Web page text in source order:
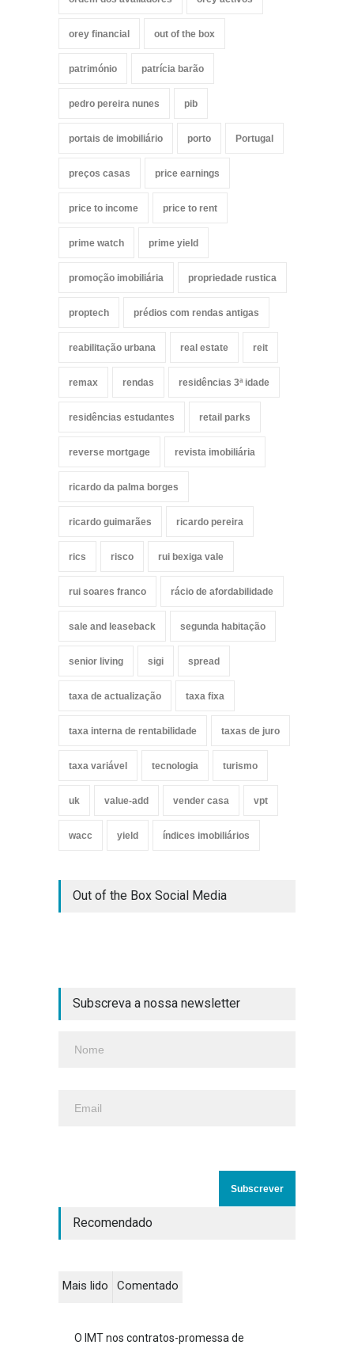
orey financial out of the box
património patrícia barão
pedro pereira nunes pib
portais de imobiliário porto Portugal
preços casas price earnings
price to income price to rent
prime watch prime yield
promoção imobiliária propriedade rustica
proptech prédios com rendas antigas
reabilitação urbana real estate reit
remax rendas residências 3ª idade
residências estudantes retail parks
reverse mortgage revista imobiliária
ricardo da palma borges
ricardo guimarães ricardo pereira
rics risco rui bexiga vale
rui soares franco rácio de afordabilidade
sale and leaseback segunda habitação
senior living sigi spread
taxa de actualização taxa fixa
taxa interna de rentabilidade taxas de juro
taxa variável tecnologia turismo
uk value-add vender casa vpt
wacc yield índices imobiliários
Out of the Box Social Media
Subscreva a nossa newsletter
Recomendado
Mais lido Comentado
O IMT nos contratos-promessa de